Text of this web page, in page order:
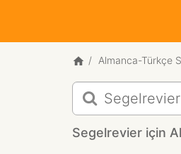
Almanca-Türkçe
Segelrevier
için
Almanca-
Türkçe
Segelrevier için